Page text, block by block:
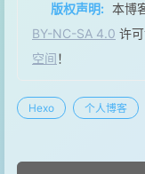
版权声明: 本博
BY-NC-SA 4.0 许
空间！
Hexo 个人博客